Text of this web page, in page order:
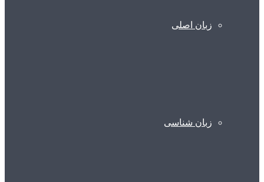
زبان اصلی
زبان شناسی